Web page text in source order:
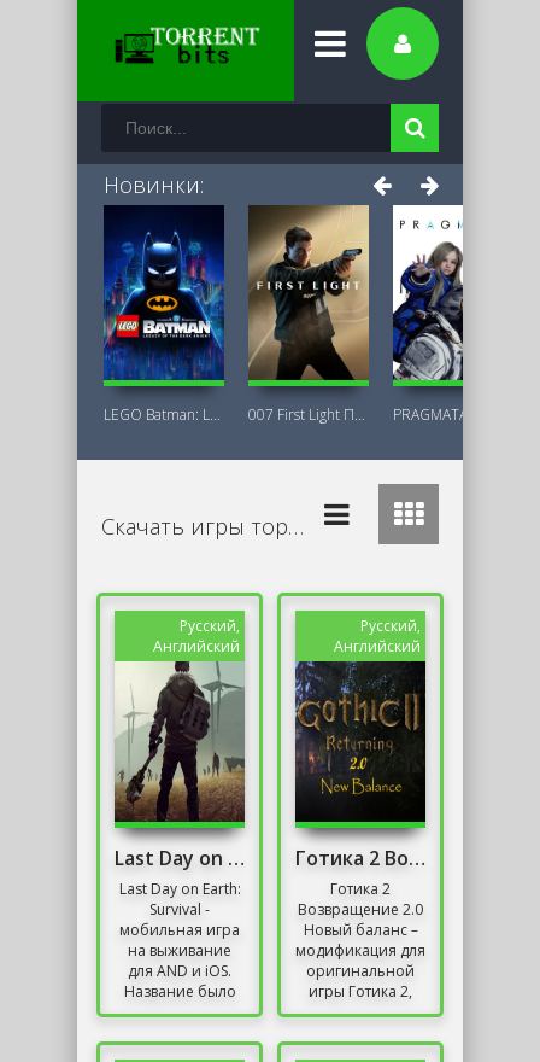
Новинки:
LEGO Batman: Legacy of the Dark Knight 007 First Light Последняя Версия
Скачать игры торрент бесплатно
Русский,
Английский
Last Day on Earth: Survival на ПК
Last Day on Earth:
Survival -
мобильная игра
на выживание
для AND и iOS.
Название было
создано
Русский,
Английский
Готика 2 Возвращение 2.0 Новый баланс
Готика 2
Возвращение 2.0
Новый баланс –
модификация для
оригинальной
игры Готика 2,
обновляющая